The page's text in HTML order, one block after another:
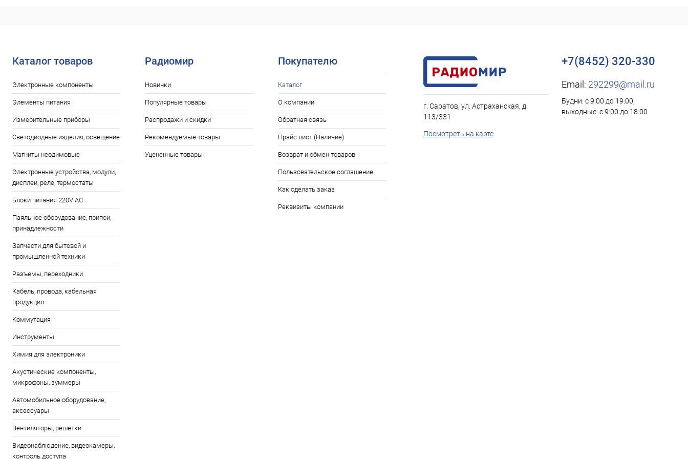
Каталог товаров
Электронные компоненты
Элементы питания
Измерительные приборы
Светодиодные изделия, освещение
Магниты неодимовые
Электронные устройства, модули,
дисплеи, реле, термостаты
Блоки питания 220V AC
Паяльное оборудование, припои,
принадлежности
Запчасти для бытовой и
промышленной техники
Разъемы, переходники
Кабель, провода, кабельная
продукция
Коммутация
Инструменты
Химия для электроники
Акустические компоненты,
микрофоны, зуммеры
Автомобильное оборудование,
аксессуары
Вентиляторы, решетки
Видеонаблюдение, видеокамеры,
контроль доступа
Радиомир
Новинки
Популярные товары
Распродажи и скидки
Рекомендуемые товары
Уцененные товары
Покупателю
Каталог
О компании
Обратная связь
Прайс лист (Наличие)
Возврат и обмен товаров
Пользовательское соглашение
Как сделать заказ
Реквизиты компании
г. Саратов, ул. Астраханская, д.
113/331
Посмотреть на карте
+7(8452) 320-330
Email: 292299@mail.ru
Будни: с 9:00 до 19:00,
выходные: с 9:00 до 18:00